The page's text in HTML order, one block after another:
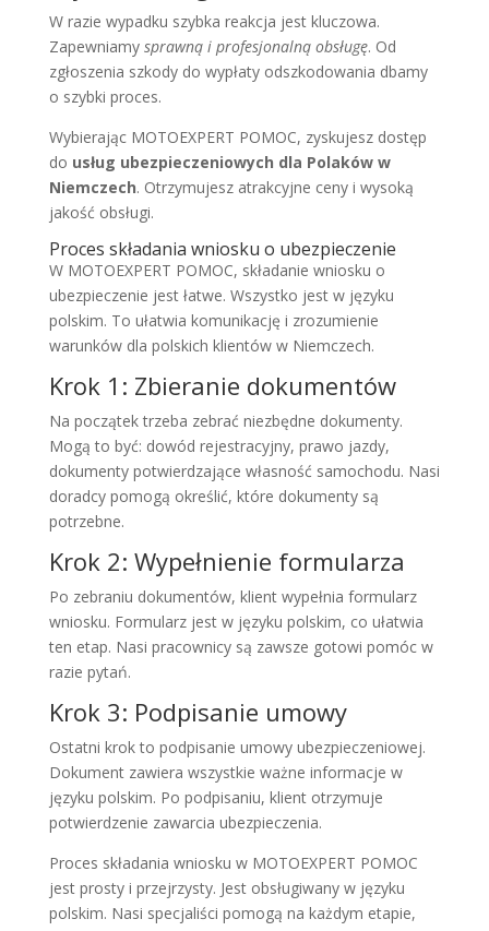
W razie wypadku szybka reakcja jest kluczowa.
Zapewniamy sprawną i profesjonalną obsługę. Od
zgłoszenia szkody do wypłaty odszkodowania dbamy
o szybki proces.
Wybierając MOTOEXPERT POMOC, zyskujesz dostęp
do usług ubezpieczeniowych dla Polaków w
Niemczech. Otrzymujesz atrakcyjne ceny i wysoką
jakość obsługi.
Proces składania wniosku o ubezpieczenie
W MOTOEXPERT POMOC, składanie wniosku o
ubezpieczenie jest łatwe. Wszystko jest w języku
polskim. To ułatwia komunikację i zrozumienie
warunków dla polskich klientów w Niemczech.
Krok 1: Zbieranie dokumentów
Na początek trzeba zebrać niezbędne dokumenty.
Mogą to być: dowód rejestracyjny, prawo jazdy,
dokumenty potwierdzające własność samochodu. Nasi
doradcy pomogą określić, które dokumenty są
potrzebne.
Krok 2: Wypełnienie formularza
Po zebraniu dokumentów, klient wypełnia formularz
wniosku. Formularz jest w języku polskim, co ułatwia
ten etap. Nasi pracownicy są zawsze gotowi pomóc w
razie pytań.
Krok 3: Podpisanie umowy
Ostatni krok to podpisanie umowy ubezpieczeniowej.
Dokument zawiera wszystkie ważne informacje w
języku polskim. Po podpisaniu, klient otrzymuje
potwierdzenie zawarcia ubezpieczenia.
Proces składania wniosku w MOTOEXPERT POMOC
jest prosty i przejrzysty. Jest obsługiwany w języku
polskim. Nasi specjaliści pomogą na każdym etapie,